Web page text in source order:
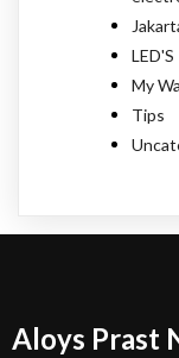
LED'S
My
Tips
Aloys Prast